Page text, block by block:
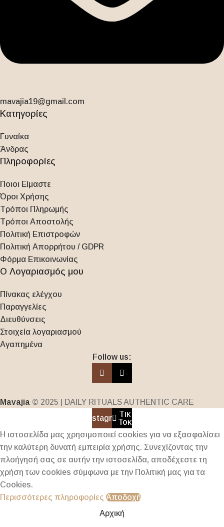
mavajia19@gmail.com
Κατηγορίες
Γυναίκα
Άνδρας
Πληροφορίες
Ποιοι Είμαστε
Όροι Χρήσης
Τρόποι Πληρωμής
Τρόποι Αποστολής
Πολιτική Επιστροφών
Πολιτική Απορρήτου / GDPR
Φόρμα Επικοινωνίας
Ο Λογαριασμός μου
Πίνακας ελέγχου
Παραγγελίες
Διευθύνσεις
Στοιχεία λογαριασμού
Αγαπημένα
Follow us:
Mavajia © 2025 | DAILY RITUALS AUTHENTIC CARE
InstagramΤικ
Τοκ
Η ιστοσελίδα μας χρησιμοποιεί cookies για να εξασφαλίσει
την καλύτερη δυνατή εμπειρία χρήσης. Συνεχίζοντας την
πλοήγησή σας σε αυτήν την ιστοσελίδα, αποδέχεστε τη
χρήση των cookies σύμφωνα με την Πολιτική μας για τα
Cookies.
Περισσότερες πληροφορίες Αποδοχή
Αρχική